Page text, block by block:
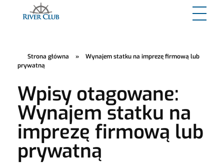
Strona główna »
Wynajem statku na imprezę firmową lub
prywatną
Wpisy otagowane:
Wynajem statku na
imprezę firmową lub
prywatną